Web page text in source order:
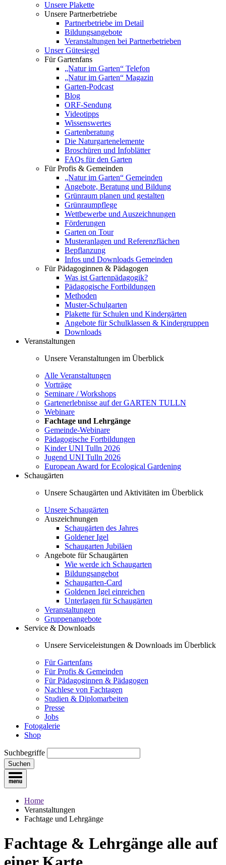
Unsere Plakette
Unsere Partnerbetriebe
Partnerbetriebe im Detail
Bildungsangebote
Veranstaltungen bei Partnerbetrieben
Unser Gütesiegel
Für Gartenfans
„Natur im Garten“ Telefon
„Natur im Garten“ Magazin
Garten-Podcast
Blog
ORF-Sendung
Videotipps
Wissenswertes
Gartenberatung
Die Naturgartenelemente
Broschüren und Infoblätter
FAQs für den Garten
Für Profis & Gemeinden
„Natur im Garten“ Gemeinden
Angebote, Beratung und Bildung
Grünraum planen und gestalten
Grünraumpflege
Wettbewerbe und Auszeichnungen
Förderungen
Garten on Tour
Musteranlagen und Referenzflächen
Bepflanzung
Infos und Downloads Gemeinden
Für Pädagoginnen & Pädagogen
Was ist Gartenpädagogik?
Pädagogische Fortbildungen
Methoden
Muster-Schulgarten
Plakette für Schulen und Kindergärten
Angebote für Schulklassen & Kindergruppen
Downloads
Veranstaltungen
Unsere Veranstaltungen im Überblick
Alle Veranstaltungen
Vorträge
Seminare / Workshops
Gartenerlebnisse auf der GARTEN TULLN
Webinare
Fachtage und Lehrgänge
Gemeinde-Webinare
Pädagogische Fortbildungen
Kinder UNI Tulln 2026
Jugend UNI Tulln 2026
European Award for Ecological Gardening
Schaugärten
Unsere Schaugärten und Aktivitäten im Überblick
Unsere Schaugärten
Auszeichnungen
Schaugärten des Jahres
Goldener Igel
Schaugarten Jubiläen
Angebote für Schaugärten
Wie werde ich Schaugarten
Bildungsangebot
Schaugarten-Card
Goldenen Igel einreichen
Unterlagen für Schaugärten
Veranstaltungen
Gruppenangebote
Service & Downloads
Unsere Serviceleistungen & Downloads im Überblick
Für Gartenfans
Für Profis & Gemeinden
Für Pädagoginnen & Pädagogen
Nachlese von Fachtagen
Studien & Diplomarbeiten
Presse
Jobs
Fotogalerie
Shop
Suchbegriffe
Suchen
Home
Veranstaltungen
Fachtage und Lehrgänge
Fachtage & Lehrgänge alle auf